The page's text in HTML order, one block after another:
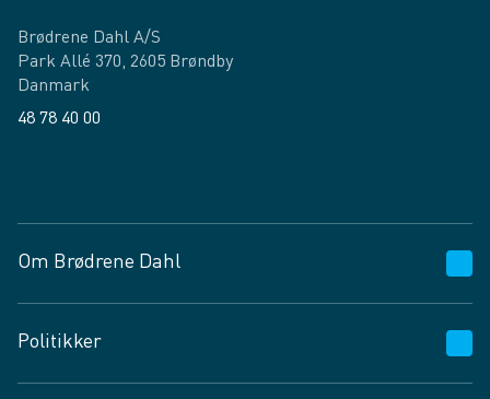
Brødrene Dahl A/S
Park Allé 370, 2605 Brøndby
Danmark
48 78 40 00
Om Brødrene Dahl
Vagttelefon 30 10 89 89
Spørgsmål og svar
Politikker